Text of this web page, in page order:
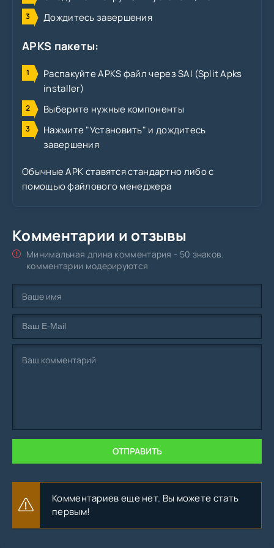
Дождитесь завершения
APKS пакеты:
Распакуйте APKS файл через SAI (Split Apks
installer)
Выберите нужные компоненты
Нажмите "Установить" и дождитесь
завершения
Обычные APK ставятся стандартно либо с
помощью файлового менеджера
Комментарии и отзывы
Минимальная длина комментария - 50 знаков.
комментарии модерируются
ОТПРАВИТЬ
Комментариев еще нет. Вы можете стать
первым!